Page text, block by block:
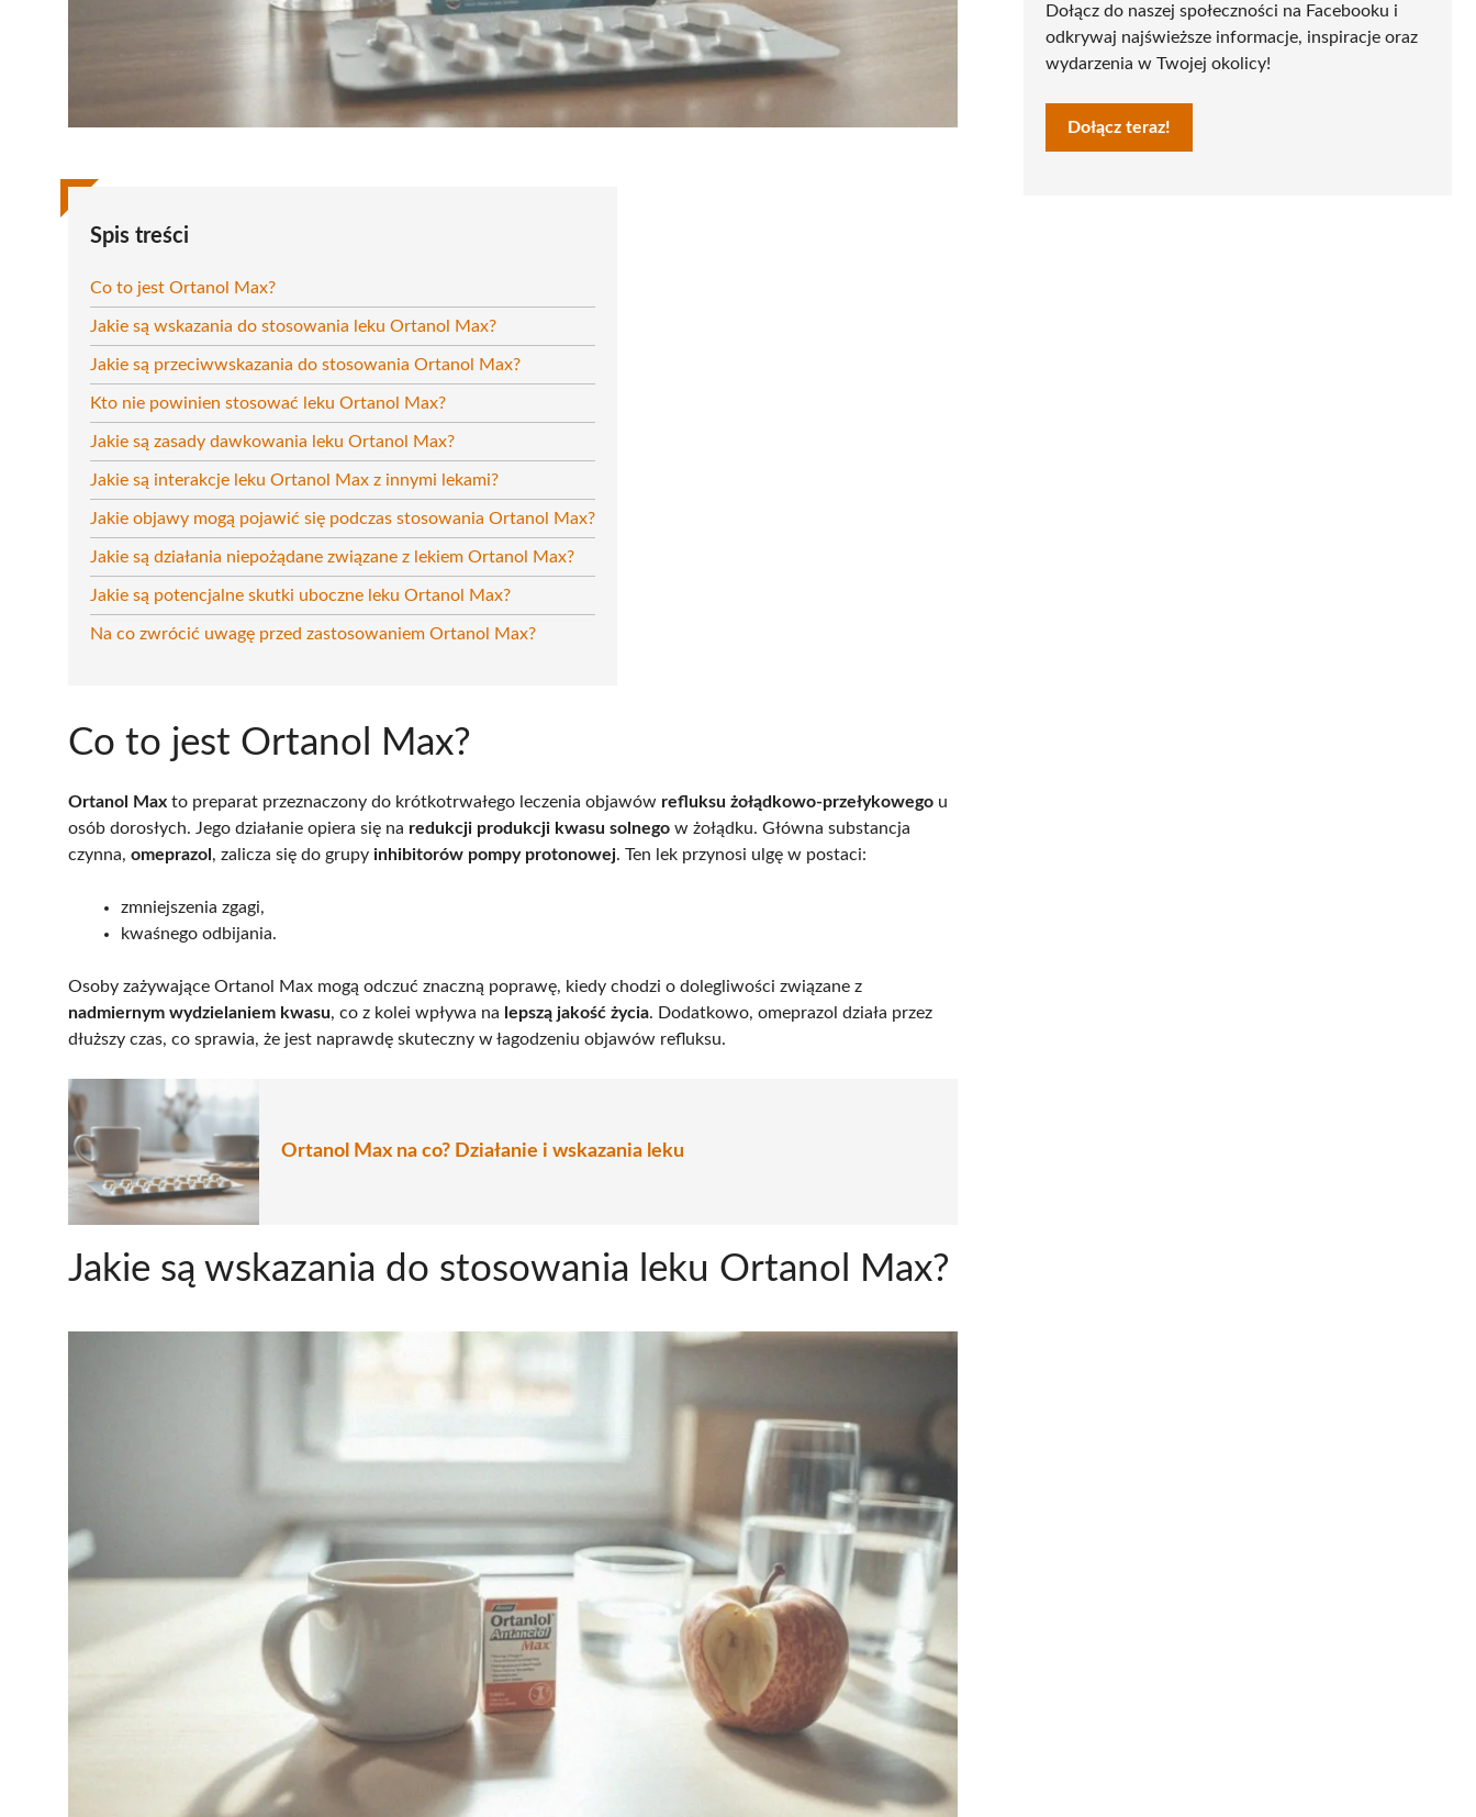
Spis treści
Co to jest Ortanol Max?
Jakie są wskazania do stosowania leku Ortanol Max?
Jakie są przeciwwskazania do stosowania Ortanol Max?
Kto nie powinien stosować leku Ortanol Max?
Jakie są zasady dawkowania leku Ortanol Max?
Jakie są interakcje leku Ortanol Max z innymi lekami?
Jakie objawy mogą pojawić się podczas stosowania Ortanol Max?
Jakie są działania niepożądane związane z lekiem Ortanol Max?
Jakie są potencjalne skutki uboczne leku Ortanol Max?
Na co zwrócić uwagę przed zastosowaniem Ortanol Max?
Co to jest Ortanol Max?
Ortanol Max to preparat przeznaczony do krótkotrwałego leczenia objawów refluksu żołądkowo-przełykowego u
osób dorosłych. Jego działanie opiera się na redukcji produkcji kwasu solnego w żołądku. Główna substancja
czynna, omeprazol , zalicza się do grupy inhibitorów pompy protonowej. Ten lek przynosi ulgę w postaci:
zmniejszenia zgagi,
kwaśnego odbijania.
Osoby zażywające Ortanol Max mogą odczuć znaczną poprawę, kiedy chodzi o dolegliwości związane z
nadmiernym wydzielaniem kwasu, co z kolei wpływa na lepszą jakość życia. Dodatkowo, omeprazol działa przez
dłuższy czas, co sprawia, że jest naprawdę skuteczny w łagodzeniu objawów refluksu.
Ortanol Max na co? Działanie i wskazania leku
Jakie są wskazania do stosowania leku Ortanol Max?
Dołącz do naszej społeczności na Facebooku i
odkrywaj najświeższe informacje, inspiracje oraz
wydarzenia w Twojej okolicy!
Dołącz teraz!